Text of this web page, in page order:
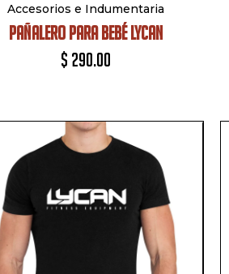
Accesorios e Indumentaria
PAÑALERO PARA BEBÉ LYCAN
$ 290.00